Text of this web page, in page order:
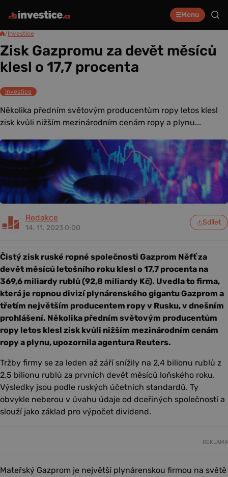
Menu
/Investice
Zisk Gazpromu za devět měsíců
klesl o 17,7 procenta
Investice
Několika předním světovým producentům ropy letos klesl
zisk kvůli nižším mezinárodním cenám ropy a plynu...
Redakce
14. 11. 2023 0:00
Sdílet
Čistý zisk ruské ropné společnosti Gazprom Něfť za
devět měsíců letošního roku klesl o 17,7 procenta na
369,6 miliardy rublů (92,8 miliardy Kč). Uvedla to firma,
která je ropnou divizí plynárenského gigantu Gazprom a
třetím největším producentem ropy v Rusku, v dnešním
prohlášení. Několika předním světovým producentům
ropy letos klesl zisk kvůli nižším mezinárodním cenám
ropy a plynu, upozornila agentura Reuters.
Tržby firmy se za leden až září snížily na 2,4 bilionu rublů z
2,5 bilionu rublů za prvních devět měsíců loňského roku.
Výsledky jsou podle ruských účetních standardů. Ty
obvykle neberou v úvahu údaje od dceřiných společností a
slouží jako základ pro výpočet dividend.
REKLAMA
Mateřský Gazprom je největší plynárenskou firmou na světě